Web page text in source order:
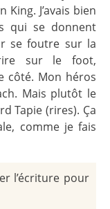
King. J’avais bien
qui se donnent
se foutre sur la
sur le foot,
côté. Mon héros
Mais plutôt le
Tapie (rires). Ça
comme je fais
l’écriture pour